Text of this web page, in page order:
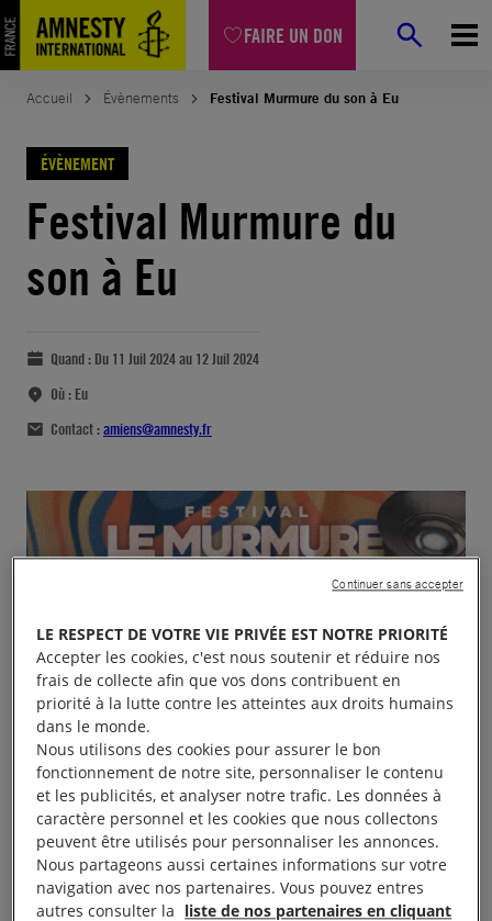
FAIRE UN DON
Accueil Évènements Festival Murmure du son à Eu
ÉVÈNEMENT
Festival Murmure du
son à Eu
Quand : Du 11 Juil 2024 au 12 Juil 2024
Où : Eu
Contact :amiens@amnesty.fr
LE RESPECT DE VOTRE VIE PRIVÉE EST NOTRE PRIORITÉ
Accepter les cookies, c'est nous soutenir et réduire nos
frais de collecte afin que vos dons contribuent en
priorité à la lutte contre les atteintes aux droits humains
dans le monde.
Nous utilisons des cookies pour assurer le bon
fonctionnement de notre site, personnaliser le contenu
et les publicités, et analyser notre trafic. Les données à
caractère personnel et les cookies que nous collectons
peuvent être utilisés pour personnaliser les annonces.
Nous partageons aussi certaines informations sur votre
navigation avec nos partenaires. Vous pouvez entres
autres consulter la liste de nos partenaires en cliquant
Continuer sans accepter